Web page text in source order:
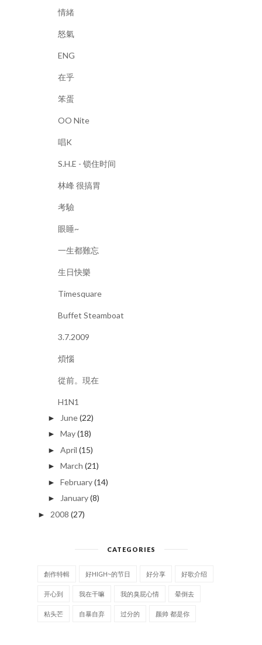
情緒
怒氣
ENG
在乎
笨蛋
OO Nite
唱K
S.H.E - 锁住时间
林峰 很搞胃
考驗
眼睡~
一生都難忘
生日快樂
Timesquare
Buffet Steamboat
3.7.2009
煩惱
從前。現在
H1N1
► June(22)
► May(18)
► April (15)
► March (21)
► February(14)
► January(8)
► 2008 (27)
CATEGORIES
創作特輯 好HIGH~的节日 好分享 好歌介绍
开心到 我在干嘛 我的臭屁心情 晕倒去
粘头芒 自暴自弃 过分的 颜帅 都是你